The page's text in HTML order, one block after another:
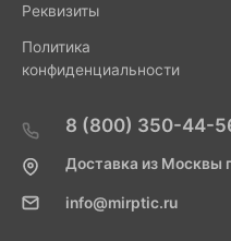
Реквизиты
Политика
конфиденциальности
8 (800) 350-44-
Доставка из Москвы
info@mirptic.ru